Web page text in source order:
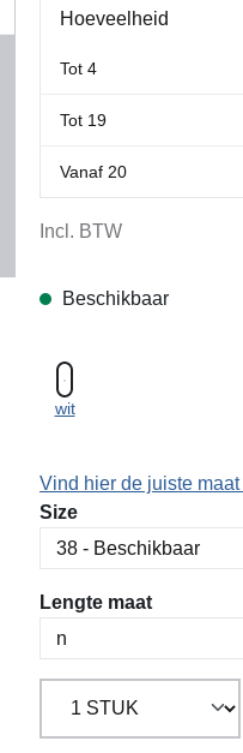
Hoeveelheid
Tot 4
Tot 19
Vanaf 20
Incl. BTW
Beschikbaar
wit
Vind hier de juiste maat
Selecteer
Size
Selecteer
Lengte maat